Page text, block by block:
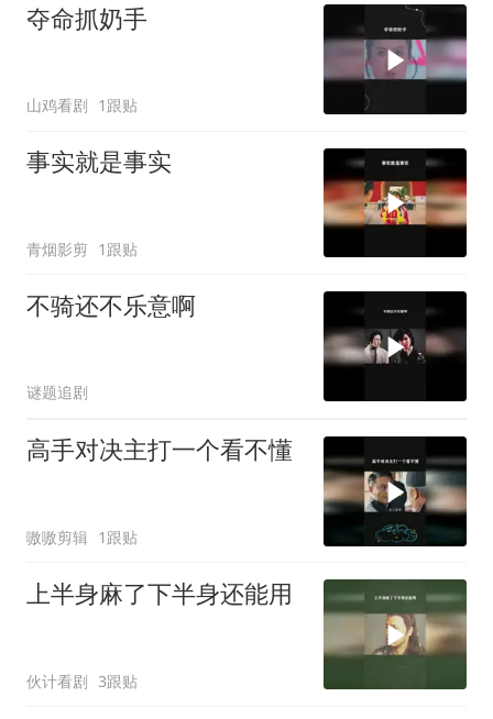
夺命抓奶手
山鸡看剧 1跟贴
事实就是事实
青烟影剪 1跟贴
不骑还不乐意啊
谜题追剧
高手对决主打一个看不懂
嗷嗷剪辑 1跟贴
上半身麻了下半身还能用
伙计看剧 3跟贴